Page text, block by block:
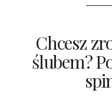
Chcesz
ślubem?